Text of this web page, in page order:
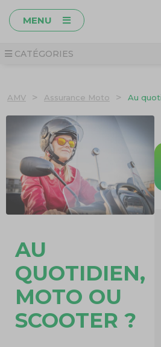
MENU
CATÉGORIES
AMV > Assurance Moto > Au
AU
QUOTIDIEN,
MOTO OU
SCOOTER ?